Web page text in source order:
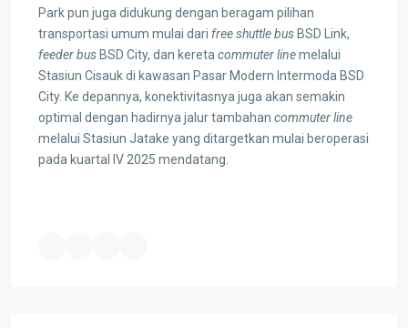
Park pun juga didukung dengan beragam pilihan
transportasi umum mulai dari free shuttle bus BSD Link,
feeder bus BSD City, dan kereta commuter linemelalui
Stasiun Cisauk di kawasan Pasar Modern Intermoda BSD
City. Ke depannya, konektivitasnya juga akan semakin
optimal dengan hadirnya jalur tambahan commuter line
melalui Stasiun Jatake yang ditargetkan mulai beroperasi
pada kuartal IV 2025 mendatang.